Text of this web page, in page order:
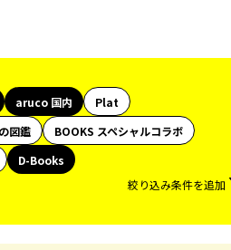
aruco 国内
Plat
図鑑
BOOKS スペシャルコラボ
D-Books
絞り込み条件を追加